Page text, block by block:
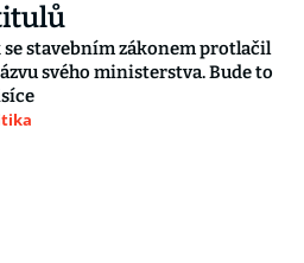
stavebním zákonem protlačil
svého ministerstva. Bude to